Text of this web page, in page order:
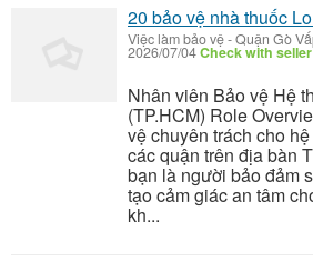
20 bảo vệ nhà thuốc
Việc làm bảo vệ-Quận Gò
2026/07/04Check with seller
Nhân viên Bảo vệ Hệ
(TP.HCM) Role
vệ chuyên trách cho
các quận trên địa bàn
bạn là người bảo đảm
tạo cảm giác an tâm
kh...